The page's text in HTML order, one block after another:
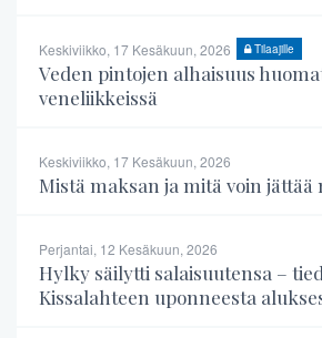
Keskiviikko, 17 Kesäkuun, 2026 Tilaajille
Veden pintojen alhaisuus
veneliikkeissä
Keskiviikko, 17 Kesäkuun, 2026
Mistä maksan ja mitä voin
Perjantai, 12 Kesäkuun, 2026
Hylky säilytti salaisuutensa –
Kissalahteen uponneesta